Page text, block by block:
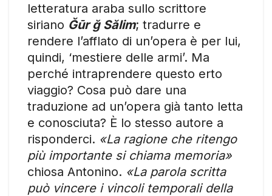
letteratura araba sullo scrittore
siriano Ğūr ğ Sălim; tradurre e
rendere l’afflato di un’opera è per lui,
quindi, ‘mestiere delle armi’. Ma
perché intraprendere questo erto
viaggio? Cosa può dare una
traduzione ad un’opera già tanto letta
e conosciuta? È lo stesso autore a
risponderci. «La ragione che ritengo
più importante si chiama memoria»
chiosa Antonino. «La parola scritta
può vincere i vincoli temporali della